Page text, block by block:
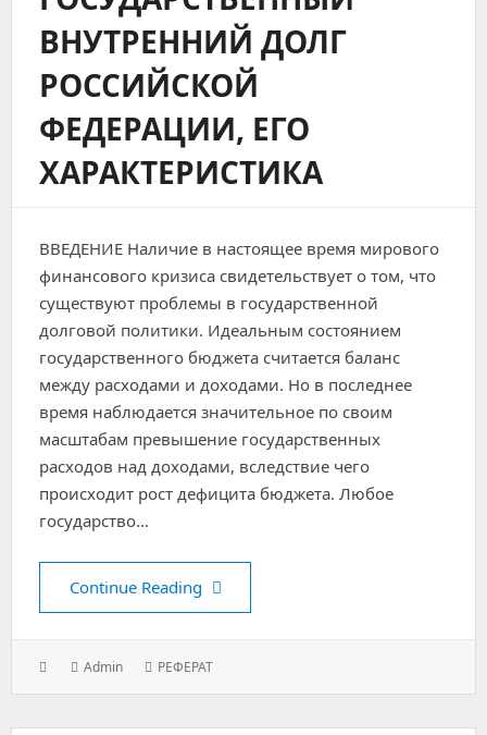
ВНУТРЕННИЙ ДОЛГ
РОССИЙСКОЙ
ФЕДЕРАЦИИ, ЕГО
ХАРАКТЕРИСТИКА
ВВЕДЕНИЕ Наличие в настоящее время мирового
финансового кризиса свидетельствует о том, что
существуют проблемы в государственной
долговой политики. Идеальным состоянием
государственного бюджета считается баланс
между расходами и доходами. Но в последнее
время наблюдается значительное по своим
масштабам превышение государственных
расходов над доходами, вследствие чего
происходит рост дефицита бюджета. Любое
государство…
Continue Reading Государственный внутренний
PostedAuthor:
Admin Categories:
РЕФЕРАТ